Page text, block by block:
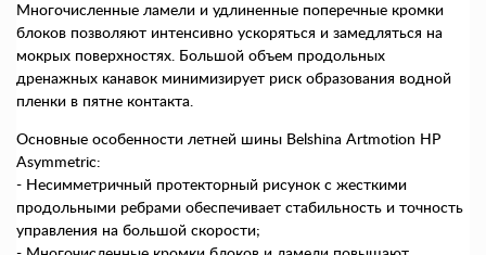
Многочисленные ламели и удлиненные поперечные кромки
блоков позволяют интенсивно ускоряться и замедляться на
мокрых поверхностях. Большой объем продольных
дренажных канавок минимизирует риск образования водной
пленки в пятне контакта.
Основные особенности летней шины Belshina Artmotion HP
Asymmetric:
- Несимметричный протекторный рисунок с жесткими
продольными ребрами обеспечивает стабильность и точность
управления на большой скорости;